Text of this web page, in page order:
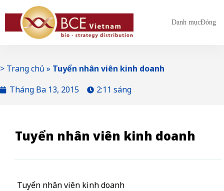
Danh mụcĐóng
> Trang chủ » Tuyển nhân viên kinh doanh
Tháng Ba 13, 2015
2:11 sáng
Tuyển nhân viên kinh doanh
Tuyển nhân viên kinh doanh